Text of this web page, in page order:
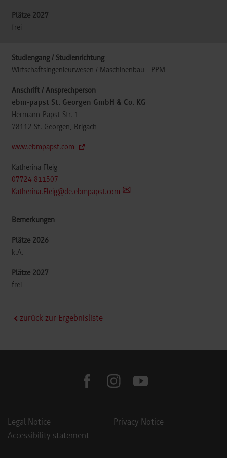
frei
Wirtschaftsingenieurwesen / Maschinenbau - PPM
ebm-papst St. Georgen GmbH & Co. KG
Hermann-Papst-Str. 1
78112 St. Georgen, Brigach
www.ebmpapst.com
Katherina Fleig
07724 811507
Katherina.Fleig@de.ebmpapst.com
k.A.
frei
zurück zur Ergebnisliste
Footer Meta Navigation
facebookinstagramyoutube
Legal Notice
Privacy Notice
Accessibility statement